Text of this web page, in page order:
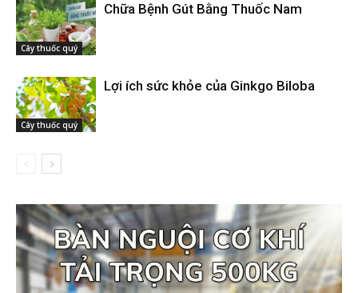
Cây thuốc quý
Chữa Bệnh Gút Bằng Thuốc Nam
Cây thuốc quý
Lợi ích sức khỏe của Ginkgo Biloba